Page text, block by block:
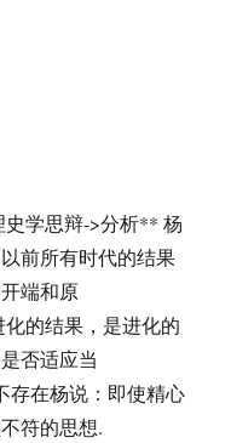
学思辩->分析** 杨
前所有时代的结果
端和原
的结果，是进化的
否适应当
存在杨说：即使精心
符的思想.